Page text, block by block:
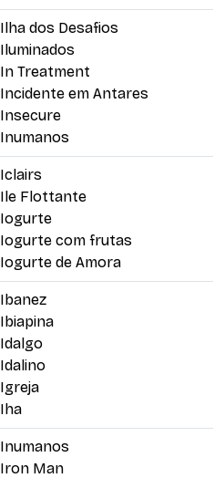
Ilha dos Desafios
Iluminados
In Treatment
Incidente em Antares
Insecure
Inumanos
Iclairs
Ile Flottante
Iogurte
Iogurte com frutas
Iogurte de Amora
Ibanez
Ibiapina
Idalgo
Idalino
Igreja
Iha
Inumanos
Iron Man